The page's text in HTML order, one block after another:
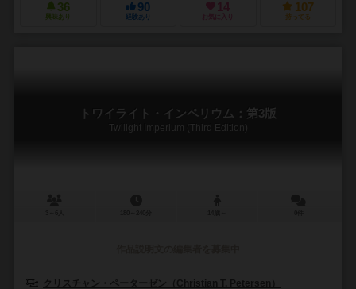
36
興味あり
90
経験あり
14
お気に入り
107
持ってる
トワイライト・インペリウム：第3版
Twilight Imperium (Third Edition)
クリスチャン・ペーターゼン（Christian T. Petersen）